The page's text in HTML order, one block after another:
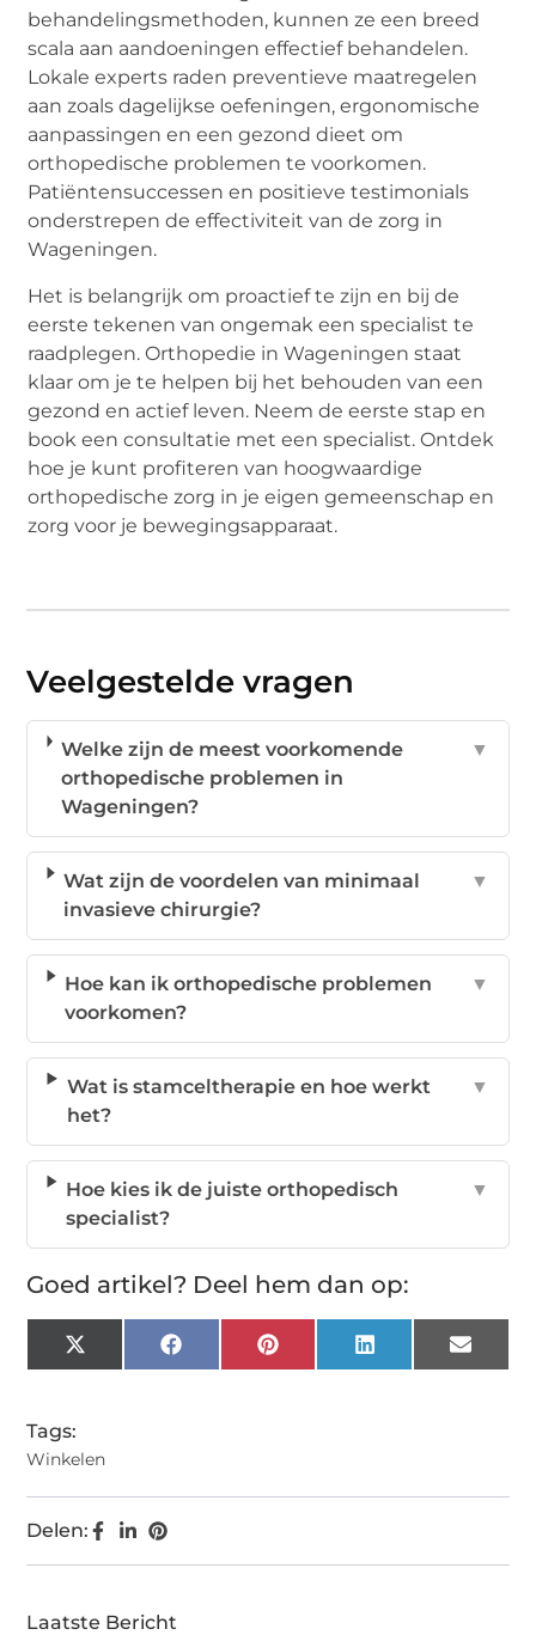
behandelingsmethoden, kunnen ze een breed
scala aan aandoeningen effectief behandelen.
Lokale experts raden preventieve maatregelen
aan zoals dagelijkse oefeningen, ergonomische
aanpassingen en een gezond dieet om
orthopedische problemen te voorkomen.
Patiëntensuccessen en positieve testimonials
onderstrepen de effectiviteit van de zorg in
Wageningen.
Het is belangrijk om proactief te zijn en bij de
eerste tekenen van ongemak een specialist te
raadplegen. Orthopedie in Wageningen staat
klaar om je te helpen bij het behouden van een
gezond en actief leven. Neem de eerste stap en
book een consultatie met een specialist. Ontdek
hoe je kunt profiteren van hoogwaardige
orthopedische zorg in je eigen gemeenschap en
zorg voor je bewegingsapparaat.
Veelgestelde vragen
Welke zijn de meest voorkomende
orthopedische problemen in
Wageningen?
▼
Wat zijn de voordelen van minimaal
invasieve chirurgie?
▼
Hoe kan ik orthopedische problemen
voorkomen?
▼
Wat is stamceltherapie en hoe werkt
het?
▼
Hoe kies ik de juiste orthopedisch
specialist?
▼
Goed artikel? Deel hem dan op:
X
(Twitter)
FacebookPinterest LinkedIn Email
Tags:
Winkelen
Delen:
Laatste Bericht